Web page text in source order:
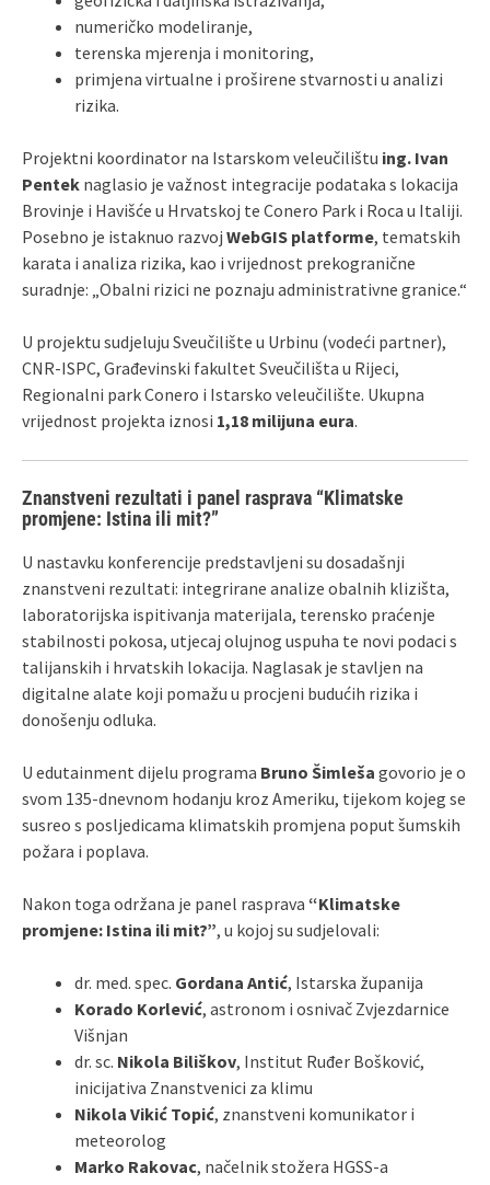
numeričko modeliranje,
terenska mjerenja i monitoring,
primjena virtualne i proširene stvarnosti u analizi
rizika.
Projektni koordinator na Istarskom veleučilištu ing. Ivan
Pentek naglasio je važnost integracije podataka s lokacija
Brovinje i Havišće u Hrvatskoj te Conero Park i Roca u Italiji.
Posebno je istaknuo razvoj WebGIS platforme, tematskih
karata i analiza rizika, kao i vrijednost prekogranične
suradnje: „Obalni rizici ne poznaju administrativne granice.“
U projektu sudjeluju Sveučilište u Urbinu (vodeći partner),
CNR‑ISPC, Građevinski fakultet Sveučilišta u Rijeci,
Regionalni park Conero i Istarsko veleučilište. Ukupna
vrijednost projekta iznosi 1,18 milijuna eura.
Znanstveni rezultati i panel rasprava “Klimatske
promjene: Istina ili mit?”
U nastavku konferencije predstavljeni su dosadašnji
znanstveni rezultati: integrirane analize obalnih klizišta,
laboratorijska ispitivanja materijala, terensko praćenje
stabilnosti pokosa, utjecaj olujnog uspuha te novi podaci s
talijanskih i hrvatskih lokacija. Naglasak je stavljen na
digitalne alate koji pomažu u procjeni budućih rizika i
donošenju odluka.
U edutainment dijelu programa Bruno Šimleša govorio je o
svom 135‑dnevnom hodanju kroz Ameriku, tijekom kojeg se
susreo s posljedicama klimatskih promjena poput šumskih
požara i poplava.
Nakon toga održana je panel rasprava “Klimatske
promjene: Istina ili mit?”, u kojoj su sudjelovali:
dr. med. spec. Gordana Antić, Istarska županija
Korado Korlević, astronom i osnivač Zvjezdarnice
Višnjan
dr. sc. Nikola Biliškov, Institut Ruđer Bošković,
inicijativa Znanstvenici za klimu
Nikola Vikić Topić, znanstveni komunikator i
meteorolog
Marko Rakovac, načelnik stožera HGSS‑a